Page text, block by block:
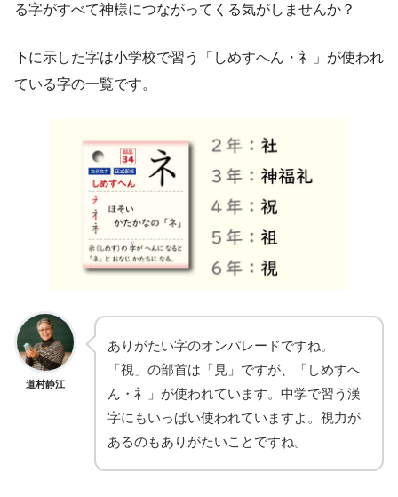
る字がすべて神様につながってくる気がしませんか？
下に示した字は小学校で習う「しめすへん・礻」が使われ
ている字の一覧です。
道村静江
ありがたい字のオンパレードですね。
「視」の部首は「見」ですが、「しめすへ
ん・礻」が使われています。中学で習う漢
字にもいっぱい使われていますよ。視力が
あるのもありがたいことですね。